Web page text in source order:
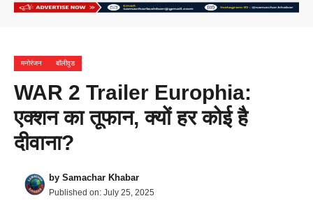
मनोरंजन बॉलीवुड
WAR 2 Trailer Europhia:
एक्शन का तूफान, क्यों हर कोई है
दीवाना?
by Samachar Khabar
Published on: July 25, 2025